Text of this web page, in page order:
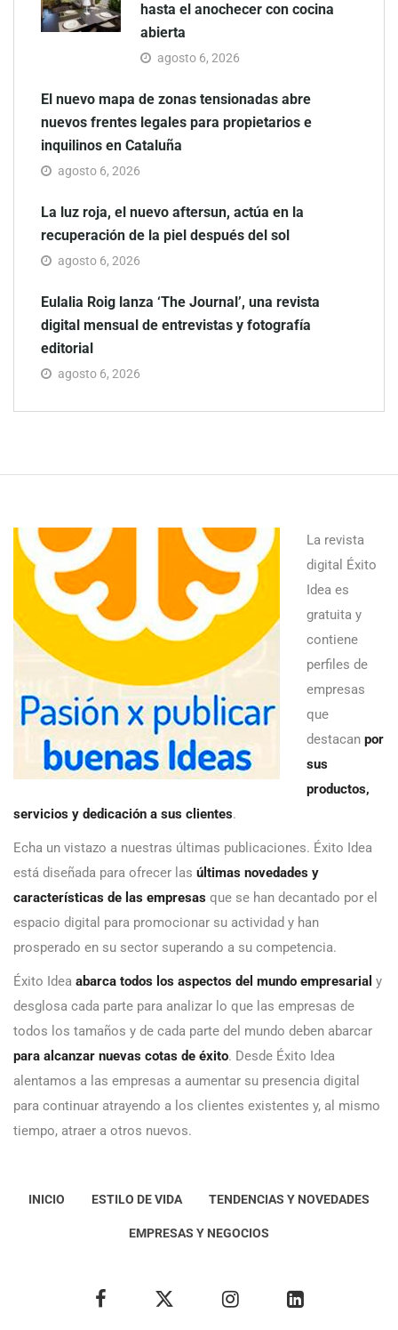
hasta el anochecer con cocina
abierta
agosto 6, 2026
El nuevo mapa de zonas tensionadas abre
nuevos frentes legales para propietarios e
inquilinos en Cataluña
agosto 6, 2026
La luz roja, el nuevo aftersun, actúa en la
recuperación de la piel después del sol
agosto 6, 2026
Eulalia Roig lanza ‘The Journal’, una revista
digital mensual de entrevistas y fotografía
editorial
agosto 6, 2026
La revista
digital Éxito
Idea es
gratuita y
contiene
perfiles de
empresas
que
destacan por
sus
productos,
servicios y dedicación a sus clientes.
Echa un vistazo a nuestras últimas publicaciones. Éxito Idea
está diseñada para ofrecer las últimas novedades y
características de las empresas que se han decantado por el
espacio digital para promocionar su actividad y han
prosperado en su sector superando a su competencia.
Éxito Idea abarca todos los aspectos del mundo empresarial y
desglosa cada parte para analizar lo que las empresas de
todos los tamaños y de cada parte del mundo deben abarcar
para alcanzar nuevas cotas de éxito. Desde Éxito Idea
alentamos a las empresas a aumentar su presencia digital
para continuar atrayendo a los clientes existentes y, al mismo
tiempo, atraer a otros nuevos.
INICIO ESTILO DE VIDA TENDENCIAS Y NOVEDADES
EMPRESAS Y NEGOCIOS